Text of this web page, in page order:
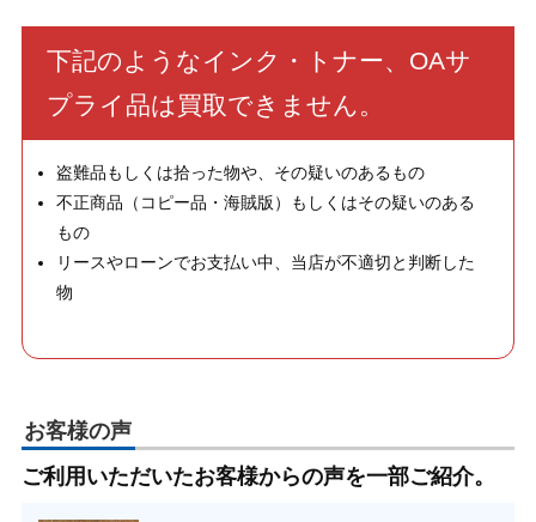
下記のようなインク・トナー、OAサ
プライ品は買取できません。
盗難品もしくは拾った物や、その疑いのあるもの
不正商品（コピー品・海賊版）もしくはその疑いのある
もの
リースやローンでお支払い中、当店が不適切と判断した
物
お客様の声
ご利用いただいたお客様からの声を一部ご紹介。